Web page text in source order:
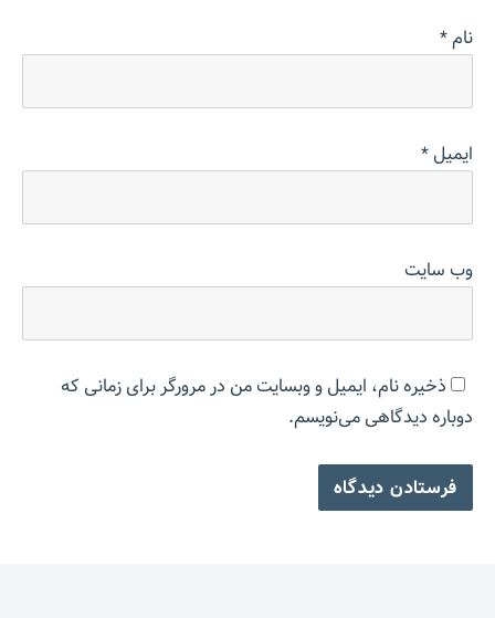
نام*
ایمیل*
وب‌ سایت
ذخیره نام، ایمیل و وبسایت من در مرورگر برای زمانی که
دوباره دیدگاهی می‌نویسم.